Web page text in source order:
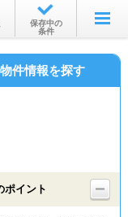
保存中の
条件
件情報を探す
ポイント